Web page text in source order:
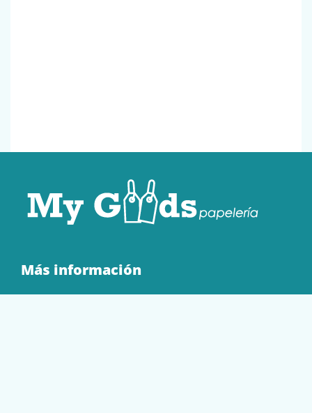
Más información